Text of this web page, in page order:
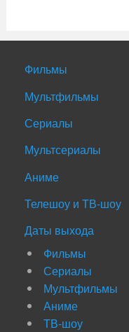
Фильмы
Мультфильмы
Сериалы
Мультсериалы
Аниме
Телешоу и ТВ-шоу
Даты выхода
Фильмы
Сериалы
Мультфильмы
Аниме
ТВ-шоу